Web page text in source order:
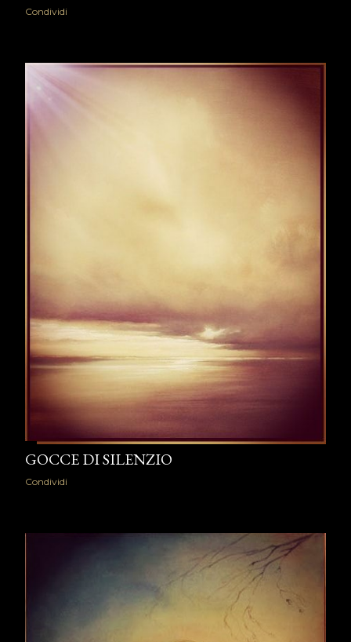
Condividi
GOCCE DI SILENZIO
Condividi